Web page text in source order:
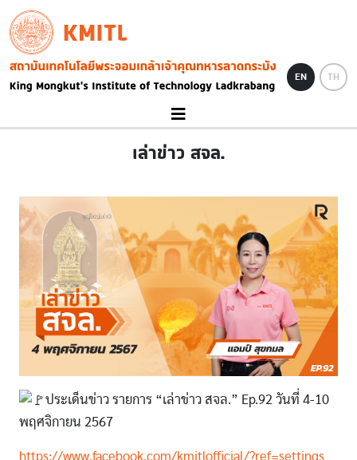
Skip to main content
KMITL
Image
EN TH
เล่าข่าว สจล.
ประเด็นข่าว รายการ “เล่าข่าว สจล.” Ep.92 วันที่ 4-10
พฤศจิกายน 2567
https://www.facebook.com/kmitlofficial/?ref=settings